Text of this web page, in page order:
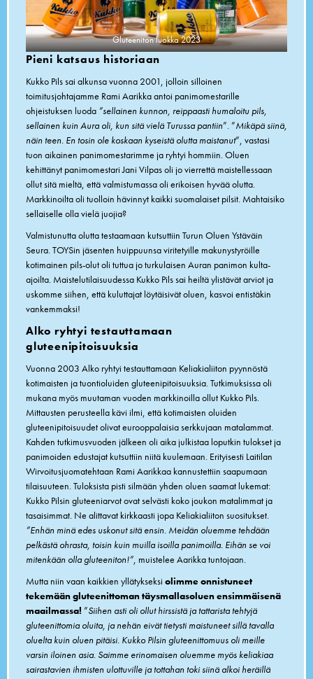
Gluteeniton luokka 2023
Pieni katsaus historiaan
Kukko Pils sai alkunsa vuonna 2001, jolloin silloinen
toimitusjohtajamme Rami Aarikka antoi panimomestarille
ohjeistuksen luoda ”sellainen kunnon, reippaasti humaloitu pils,
sellainen kuin Aura oli, kun sitä vielä Turussa pantiin”. ”Mikäpä siinä,
näin teen. En tosin ole koskaan kyseistä olutta maistanut”, vastasi
tuon aikainen panimomestarimme ja ryhtyi hommiin. Oluen
kehittänyt panimomestari Jani Vilpas oli jo vierrettä maistellessaan
ollut sitä mieltä, että valmistumassa oli erikoisen hyvää olutta.
Markkinoilta oli tuolloin hävinnyt kaikki suomalaiset pilsit. Mahtaisiko
sellaiselle olla vielä juojia?
Valmistunutta olutta testaamaan kutsuttiin Turun Oluen Ystäväin
Seura. TOYSin jäsenten huippuunsa viritetyille makunystyröille
kotimainen pils-olut oli tuttua jo turkulaisen Auran panimon kulta-
ajoilta. Maistelutilaisuudessa Kukko Pils sai heiltä ylistävät arviot ja
uskomme siihen, että kuluttajat löytäisivät oluen, kasvoi entistäkin
vankemmaksi!
Alko ryhtyi testauttamaan
gluteenipitoisuuksia
Vuonna 2003 Alko ryhtyi testauttamaan Keliakialiiton pyynnöstä
kotimaisten ja tuontioluiden gluteenipitoisuuksia. Tutkimuksissa oli
mukana myös muutaman vuoden markkinoilla ollut Kukko Pils.
Mittausten perusteella kävi ilmi, että kotimaisten oluiden
gluteenipitoisuudet olivat eurooppalaisia serkkujaan matalammat.
Kahden tutkimusvuoden jälkeen oli aika julkistaa loputkin tulokset ja
panimoiden edustajat kutsuttiin niitä kuulemaan. Erityisesti Laitilan
Wirvoitusjuomatehtaan Rami Aarikkaa kannustettiin saapumaan
tilaisuuteen. Tuloksista pisti silmään yhden oluen saamat lukemat:
Kukko Pilsin gluteeniarvot ovat selvästi koko joukon matalimmat ja
tasaisimmat. Ne alittavat kirkkaasti jopa Keliakialiiton suositukset.
”Enhän minä edes uskonut sitä ensin. Meidän oluemme tehdään
pelkästä ohrasta, toisin kuin muilla isoilla panimoilla. Eihän se voi
mitenkään olla gluteeniton!”, muistelee Aarikka tuntojaan.
Mutta niin vaan kaikkien yllätykseksi olimme onnistuneet
tekemään gluteenittoman täysmallasoluen ensimmäisenä
maailmassa! ”Siihen asti oli ollut hirssistä ja tattarista tehtyjä
gluteenittomia oluita, ja nehän eivät tietysti maistuneet sillä tavalla
oluelta kuin oluen pitäisi. Kukko Pilsin gluteenittomuus oli meille
varsin iloinen asia. Saimme erinomaisen oluemme myös keliakiaa
sairastavien ihmisten ulottuville ja tottahan toki siinä alkoi heräillä